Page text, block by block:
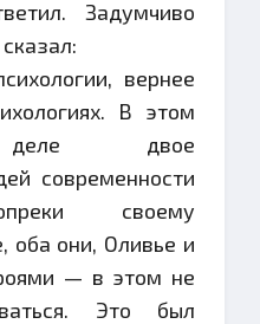
Задумчиво
вернее
В этом
деле двое
современности
своему
оба они, Оливье и
— в этом не
Это был